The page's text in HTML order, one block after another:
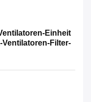
Einheit
Ventilatoren-Filter-